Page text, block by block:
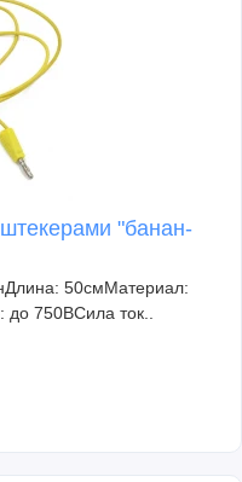
"банан-
50смМатериал:
750ВСила ток..